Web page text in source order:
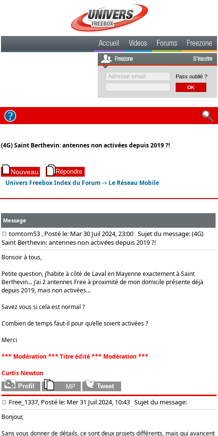
Accueil Videos Forums Freezone
Freezone S'inscrire
Pass oublié ?
(4G) Saint Berthevin: antennes non activées depuis 2019 ?!
Univers Freebox Index du Forum -> Le Réseau Mobile
Message
tomtom53 , Posté le: Mar 30 Juil 2024, 23:00 Sujet du message: (4G)
Saint Berthevin: antennes non activées depuis 2019 ?!
Bonsoir à tous,
Petite question, j’habite à côté de Laval en Mayenne exactement à Saint
Berthevin... j’ai 2 antennes Free à proximité de mon domicile présente déjà
depuis 2019, mais non activées…
Savez vous si cela est normal ?
Combien de temps faut-il pour qu’elle soient activées ?
Merci
*** Modération *** Titre édité *** Modération ***
Curtis Newton
Free_1337, Posté le: Mer 31 Juil 2024, 10:43 Sujet du message:
Bonjour,
Sans vous donner de détails, ce sont deux projets différents, mais qui avancent